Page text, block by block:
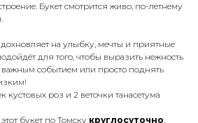
Букет смотрится живо, по-летнему
на улыбку, мечты и приятные
для того, чтобы выразить нежность
событием или просто поднять
кустовых роз и 2 веточки танасетума
букет по Томску круглосуточно.